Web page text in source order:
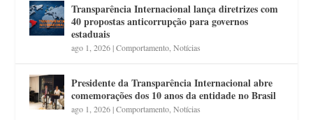
Transparência Internacional lança diretrizes com
40 propostas anticorrupção para governos
estaduais
ago 1, 2026|Comportamento ,Notícias
Presidente da Transparência Internacional abre
comemorações dos 10 anos da entidade no Brasil
ago 1, 2026|Comportamento ,Notícias